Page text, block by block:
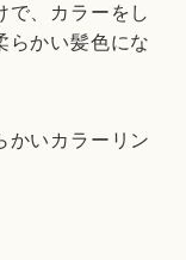
で、カラーをし
らかい髪色にな
かいカラーリン